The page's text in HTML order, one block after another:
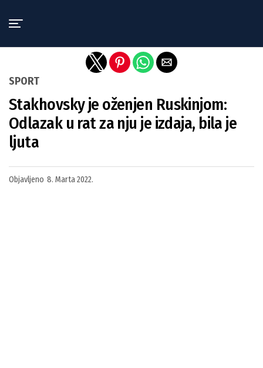
SPORT
Stakhovsky je oženjen Ruskinjom:
Odlazak u rat za nju je izdaja, bila je
ljuta
Objavljeno 8. Marta 2022.